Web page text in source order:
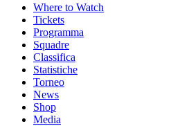
Where to Watch
Tickets
Programma
Squadre
Classifica
Statistiche
Torneo
News
Shop
Media